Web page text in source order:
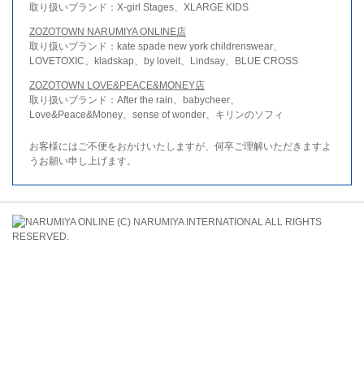
取り扱いブランド：X-girl Stages、XLARGE KIDS
ZOZOTOWN NARUMIYA ONLINE店
取り扱いブランド：kate spade new york childrenswear、
LOVETOXIC、kladskap、by loveit、Lindsay、BLUE CROSS
ZOZOTOWN LOVE&PEACE&MONEY店
取り扱いブランド：After the rain、babycheer、
Love&Peace&Money、sense of wonder、キリンのソフィ
お客様にはご不便をおかけいたしますが、何卒ご理解いただきますよ
うお願い申し上げます。